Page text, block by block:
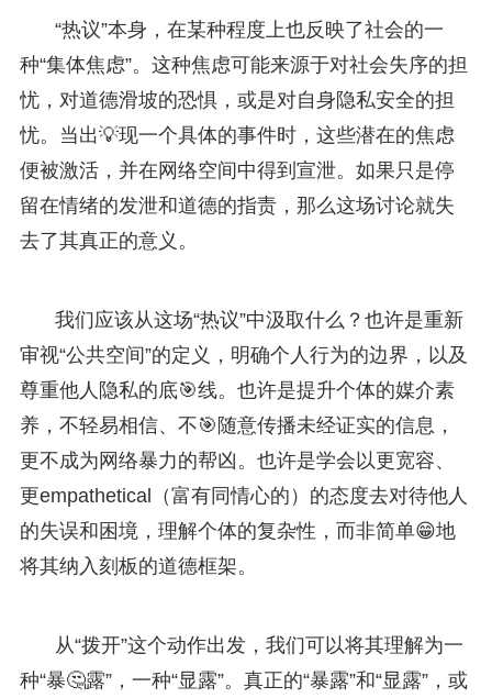
“热议”本身，在某种程度上也反映了社会的一
种“集体焦虑”。这种焦虑可能来源于对社会失序的担
忧，对道德滑坡的恐惧，或是对自身隐私安全的担
忧。当出💡现一个具体的事件时，这些潜在的焦虑
便被激活，并在网络空间中得到宣泄。如果只是停
留在情绪的发泄和道德的指责，那么这场讨论就失
去了其真正的意义。
我们应该从这场“热议”中汲取什么？也许是重新
审视“公共空间”的定义，明确个人行为的边界，以及
尊重他人隐私的底🎯线。也许是提升个体的媒介素
养，不轻易相信、不🎯随意传播未经证实的信息，
更不成为网络暴力的帮凶。也许是学会以更宽容、
更empathetical（富有同情心的）的态度去对待他人
的失误和困境，理解个体的复杂性，而非简单😁地
将其纳入刻板的道德框架。
从“拨开”这个动作出发，我们可以将其理解为一
种“暴🤔露”，一种“显露”。真正的“暴露”和“显露”，或